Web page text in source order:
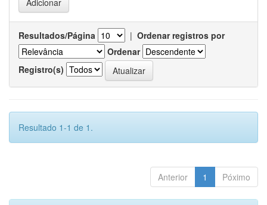
Resultados/Página | Ordenar registros por
Ordenar
Registro(s)
Resultado 1-1 de 1.
Anterior 1 Póximo